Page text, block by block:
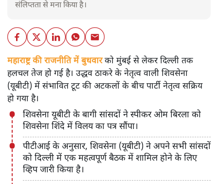
संलिप्तता से मना किया है।
महाराष्ट्र की राजनीति में बुधवारको मुंबई से लेकर दिल्ली तक
हलचल तेज हो गई है। उद्धव ठाकरे के नेतृत्व वाली शिवसेना
(यूबीटी) में संभावित टूट की अटकलों के बीच पार्टी नेतृत्व सक्रिय
हो गया है।
शिवसेना यूबीटी के बागी सांसदों ने स्पीकर ओम बिरला को
शिवसेना शिंदे में विलय का पत्र सौंपा।
पीटीआई के अनुसार, शिवसेना (यूबीटी) ने अपने सभी सांसदों
को दिल्ली में एक महत्वपूर्ण बैठक में शामिल होने के लिए
व्हिप जारी किया है।